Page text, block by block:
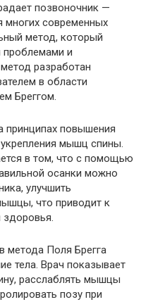
позвоночник —
многих современных
метод, который
проблемами и
разработан
в области
Бреггом.
принципах повышения
мышц спины.
в том, что с помощью
осанки можно
улучшить
что приводит к
метода Поля Брегга
тела. Врач показывает
расслаблять мышцы
позу при